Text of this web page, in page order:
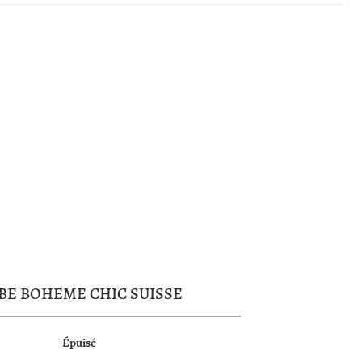
BOHEME CHIC SUISSE
Épuisé